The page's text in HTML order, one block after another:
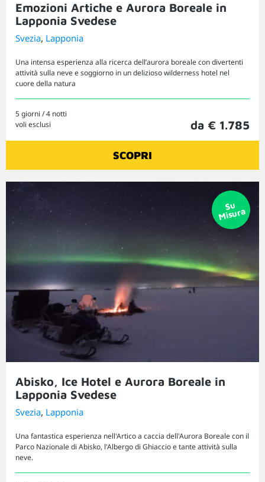
Emozioni Artiche e Aurora Boreale in
Lapponia Svedese
Svezia, Lapponia
Una intensa esperienza alla ricerca dell’aurora boreale con divertenti
attività sulla neve e soggiorno in un delizioso wilderness hotel nel
cuore della natura
5 giorni / 4 notti
voli esclusi
da € 1.785
SCOPRI
Abisko, Ice Hotel e Aurora Boreale in
Lapponia Svedese
Svezia, Lapponia
Una fantastica esperienza nell'Artico a caccia dell'Aurora Boreale con il
Parco Nazionale di Abisko, l'Albergo di Ghiaccio e tante attività sulla
neve.